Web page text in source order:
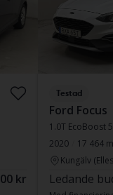
kr
Testad
Ford Focus
1.0T EcoBoost
2020
17 464
Kungälv
Ledande